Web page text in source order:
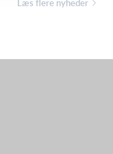
Læs flere nyheder